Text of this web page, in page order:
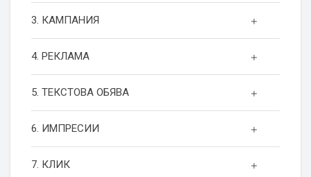
3. КАМПАНИЯ
4. РЕКЛАМА
5. ТЕКСТОВА ОБЯВА
6. ИМПРЕСИИ
7. КЛИК